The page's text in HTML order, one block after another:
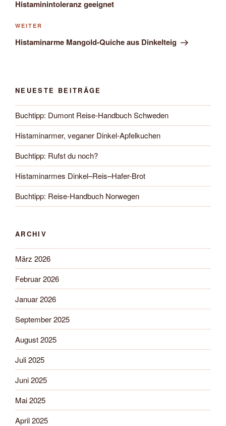
Histaminintoleranz geeignet
Nächster
Beitrag
WEITER
Histaminarme Mangold-Quiche aus Dinkelteig
NEUESTE BEITRÄGE
Buchtipp: Dumont Reise-Handbuch Schweden
Histaminarmer, veganer Dinkel-Apfelkuchen
Buchtipp: Rufst du noch?
Histaminarmes Dinkel–Reis–Hafer-Brot
Buchtipp: Reise-Handbuch Norwegen
ARCHIV
März 2026
Februar 2026
Januar 2026
September 2025
August 2025
Juli 2025
Juni 2025
Mai 2025
April 2025